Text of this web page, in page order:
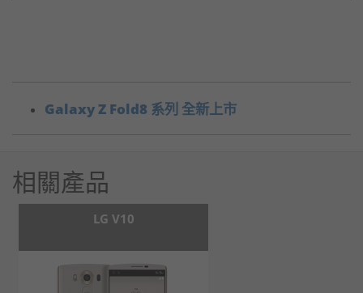
Galaxy Z Fold8 系列 全新上市
相關產品
LG V10